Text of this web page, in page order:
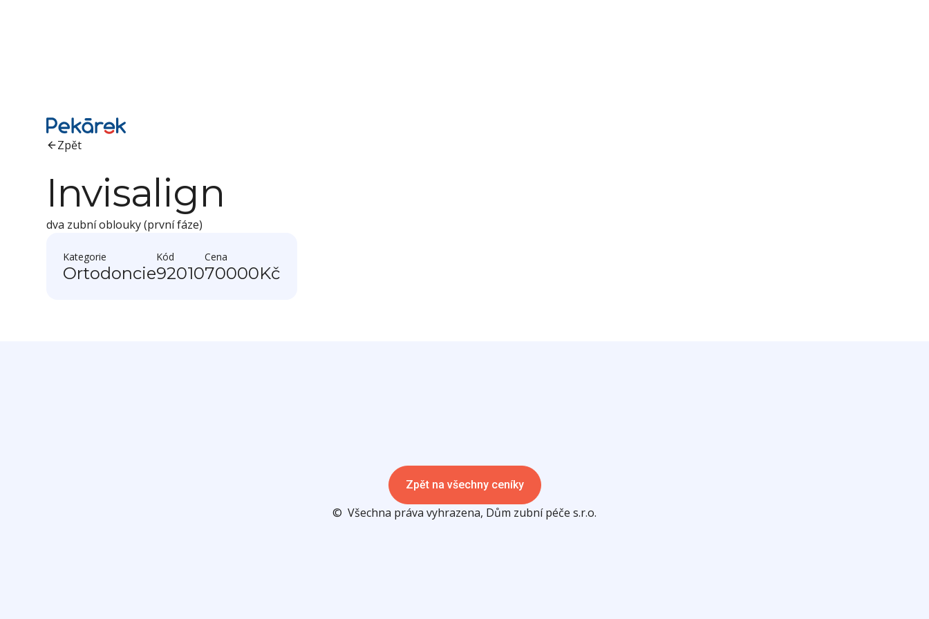
Zpět
Invisalign
dva zubní oblouky (první fáze)
Kategorie
Ortodoncie
Kód
92010
Cena
70000Kč
Zpět na všechny ceníky
© Všechna práva vyhrazena, Dům zubní péče s.r.o.